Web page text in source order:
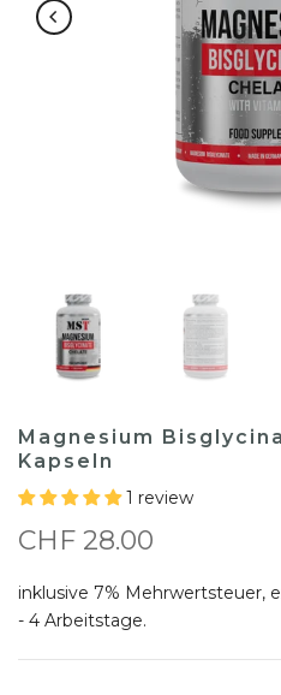
Magnesium
Kapseln
1 review
CHF 28.00
inklusive 7% Mehrwertsteuer,
- 4 Arbeitstage.